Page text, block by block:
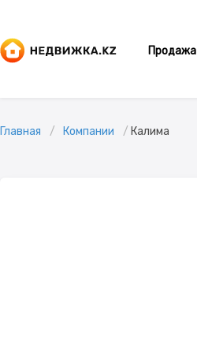
Продажа
Главная Компании Калима